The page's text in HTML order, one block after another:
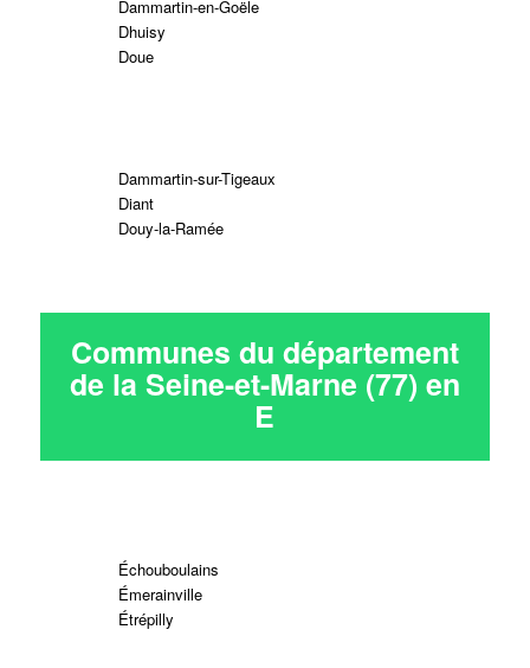
Dammartin-en-Goële
Dhuisy
Doue
Dammartin-sur-Tigeaux
Diant
Douy-la-Ramée
Communes du département
de la Seine-et-Marne (77) en
E
Échouboulains
Émerainville
Étrépilly